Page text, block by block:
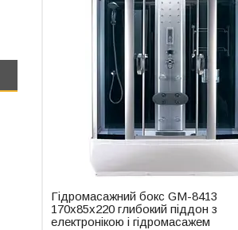
Гідромасажний бокс GM-8413
170x85x220 глибокий піддон з
електронікою і гідромасажем